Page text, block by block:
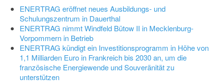
ENERTRAG eröffnet neues Ausbildungs- und
Schulungszentrum in Dauerthal
ENERTRAG nimmt Windfeld Bütow II in Mecklenburg-
Vorpommern in Betrieb
ENERTRAG kündigt ein Investitionsprogramm in Höhe von
1,1 Milliarden Euro in Frankreich bis 2030 an, um die
französische Energiewende und Souveränität zu
unterstützen